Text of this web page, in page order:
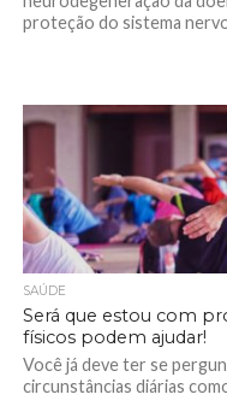
proteção do sistema
SAÚDE
Será que estou com
físicos podem ajudar!
Você já deve ter se
circunstâncias diárias